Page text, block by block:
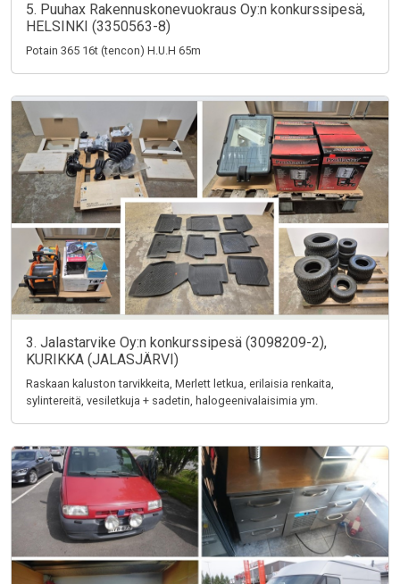
5. Puuhax Rakennuskonevuokraus Oy:n konkurssipesä,
HELSINKI (3350563-8)
Potain 365 16t (tencon) H.U.H 65m
3. Jalastarvike Oy:n konkurssipesä (3098209-2),
KURIKKA (JALASJÄRVI)
Raskaan kaluston tarvikkeita, Merlett letkua, erilaisia renkaita,
sylintereitä, vesiletkuja + sadetin, halogeenivalaisimia ym.